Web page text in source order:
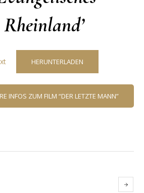
Rheinland’
HERUNTERLADEN
INFOS ZUM FILM “DER LETZTE MANN”